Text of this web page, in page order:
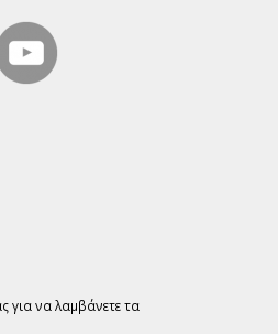
για να λαμβάνετε τα